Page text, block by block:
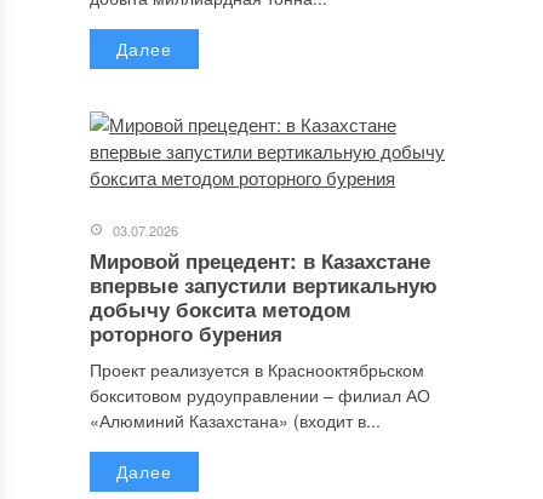
Далее
03.07.2026
Мировой прецедент: в Казахстане
впервые запустили вертикальную
добычу боксита методом
роторного бурения
Проект реализуется в Краснооктябрьском
бокситовом рудоуправлении – филиал АО
«Алюминий Казахстана» (входит в...
Далее